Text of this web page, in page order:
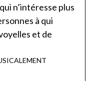
n’intéresse plus
à qui
et de